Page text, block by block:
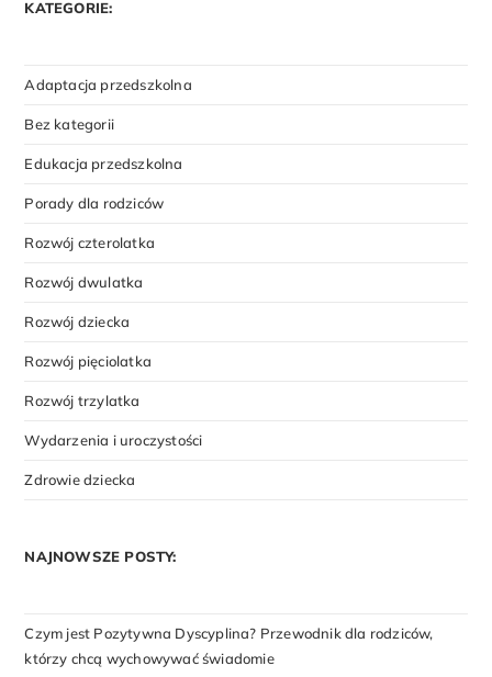
KATEGORIE:
Adaptacja przedszkolna
Bez kategorii
Edukacja przedszkolna
Porady dla rodziców
Rozwój czterolatka
Rozwój dwulatka
Rozwój dziecka
Rozwój pięciolatka
Rozwój trzylatka
Wydarzenia i uroczystości
Zdrowie dziecka
NAJNOWSZE POSTY:
Czym jest Pozytywna Dyscyplina? Przewodnik dla rodziców,
którzy chcą wychowywać świadomie